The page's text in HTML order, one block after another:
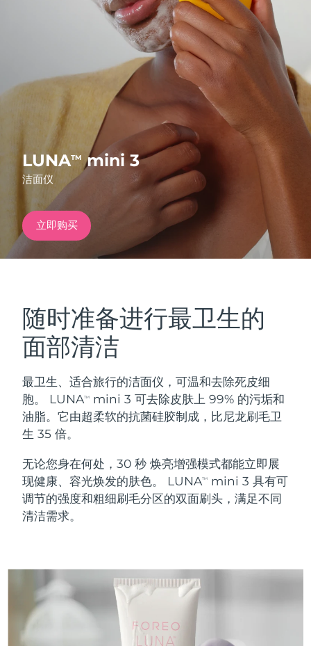
LUNATM mini 3
洁面仪
立即购买
随时准备进行最卫生的
面部清洁
最卫生、适合旅行的洁面仪，可温和去除死皮细
胞。 LUNATM
mini 3 可去除皮肤上 99% 的污垢和
油脂。它由超柔软的抗菌硅胶制成，比尼龙刷毛卫
生 35 倍。
无论您身在何处，30 秒 焕亮增强模式都能立即展
现健康、容光焕发的肤色。 LUNATM
mini 3 具有可
调节的强度和粗细刷毛分区的双面刷头，满足不同
清洁需求。
FAQ™ Dual LED Panel
热门产品
特别优惠 畅销产品
红光疗法
LUNA™ 4 套装
Anti-aging massage
LUNA™ 4 Plus
Massage, LED heating
LUNA™ 4 mini
For young skin, T-zone
BEAR™ 2 套装
Microcurrent toning
BEAR™ 2 go
Microcurrent toning on-the-go
面部提拉护理
Premium anti-aging skincare
UFO™ 3 套装
Deep facial hydration
UFO™ 3 mini
Red light therapy device for young skin
issa™ 4
Hybrid silicone sonic toothbrush
Smart hybrid silicone sonic toothbrush
issa™ 4 smile
Hybrid silicone sonic toothbrush
FAQ™ 抗老护理
FAQ™ 101
Clinical anti-aging
LED治疗
FAQ™ 201
LED mask
预计送达日期 09/08/2026
预计送达日期08/08/2026
西班牙 预计送达日期 08/08/2026
澳大利亚 预计送达日期
预计送达日期 08/08/2026
德国 预计送达日期
加拿大 预计送达日期
奥地利 预计送达日期 08/08/2026
巴林
比利时 预计送达日期 08/08/2026
百慕大 预计送达日期 14/08/2026
波斯尼亚和黑塞哥维那
文莱 预计送达日期13/08/2026
保加利亚 预计送达日期 08/08/2026
智利 预计送达日期12/08/2026
中国 预计送达日期
哥伦比亚 预计送达日期